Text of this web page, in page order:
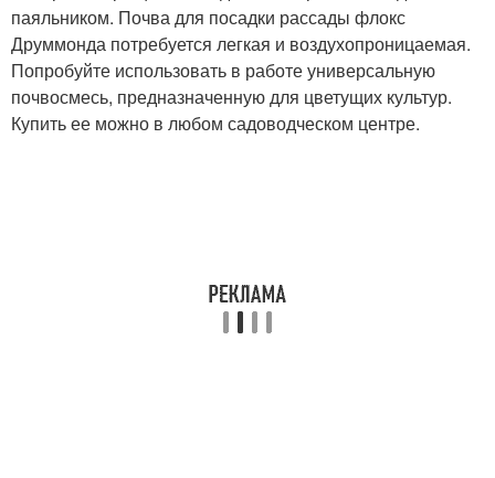
паяльником. Почва для посадки рассады флокс
Друммонда потребуется легкая и воздухопроницаемая.
Попробуйте использовать в работе универсальную
почвосмесь, предназначенную для цветущих культур.
Купить ее можно в любом садоводческом центре.